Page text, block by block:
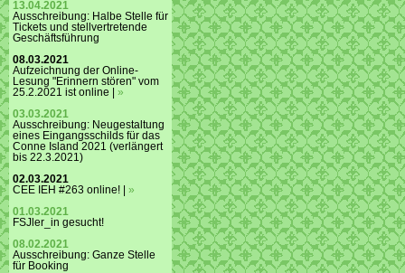
13.04.2021
Ausschreibung: Halbe Stelle für
Tickets und stellvertretende
Geschäftsführung
08.03.2021
Aufzeichnung der Online-
Lesung "Erinnern stören" vom
25.2.2021 ist online | »
03.03.2021
Ausschreibung: Neugestaltung
eines Eingangsschilds für das
Conne Island 2021 (verlängert
bis 22.3.2021)
02.03.2021
CEE IEH #263 online! | »
01.03.2021
FSJler_in gesucht!
08.02.2021
Ausschreibung: Ganze Stelle
für Booking